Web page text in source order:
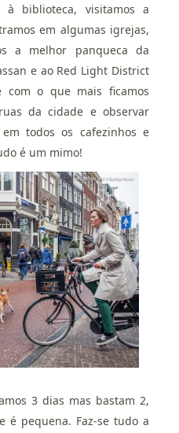
à biblioteca, visitamos a
em algumas igrejas,
a melhor panqueca da
e ao Red Light District
com o que mais ficamos
da cidade e observar
todos os cafezinhos e
é um mimo!
3 dias mas bastam 2,
é pequena. Faz-se tudo a